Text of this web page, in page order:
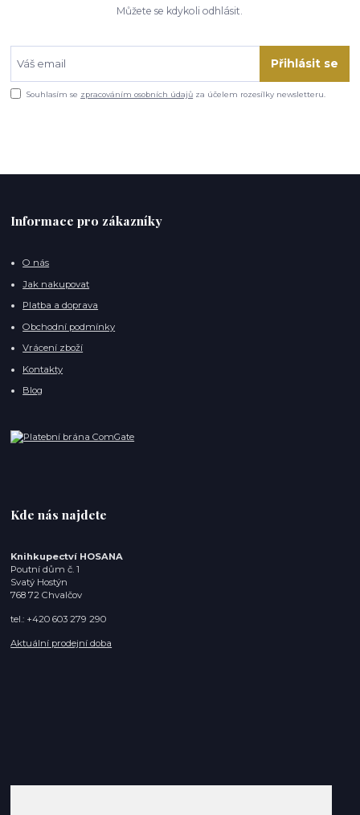
Můžete se kdykoli odhlásit.
Přihlásit se
Souhlasím se zpracováním osobních údajů za účelem rozesílky newsletteru.
Informace pro zákazníky
O nás
Jak nakupovat
Platba a doprava
Obchodní podmínky
Vrácení zboží
Kontakty
Blog
Kde nás najdete
Knihkupectví HOSANA
Poutní dům č. 1
Svatý Hostýn
768 72 Chvalčov
tel.: +420 603 279 290
Aktuální prodejní doba